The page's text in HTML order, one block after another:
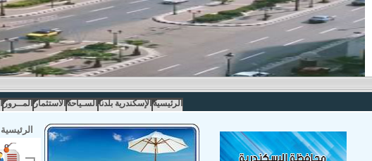
الرئيسية الإسكندرية بلدنا السـياحة الاستثمار المــرور
الرئيسية